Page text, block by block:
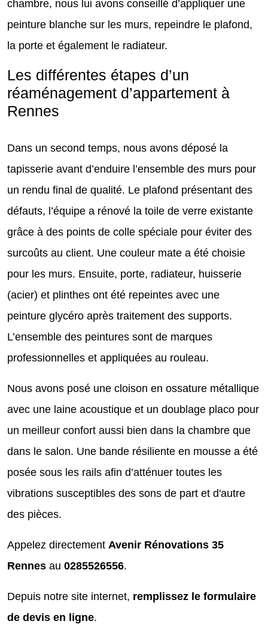
chambre, nous lui avons conseillé d’appliquer une
peinture blanche sur les murs, repeindre le plafond,
la porte et également le radiateur.
Les différentes étapes d’un
réaménagement d’appartement à
Rennes
Dans un second temps, nous avons déposé la
tapisserie avant d’enduire l’ensemble des murs pour
un rendu final de qualité. Le plafond présentant des
défauts, l’équipe a rénové la toile de verre existante
grâce à des points de colle spéciale pour éviter des
surcoûts au client. Une couleur mate a été choisie
pour les murs. Ensuite, porte, radiateur, huisserie
(acier) et plinthes ont été repeintes avec une
peinture glycéro après traitement des supports.
L’ensemble des peintures sont de marques
professionnelles et appliquées au rouleau.
Nous avons posé une cloison en ossature métallique
avec une laine acoustique et un doublage placo pour
un meilleur confort aussi bien dans la chambre que
dans le salon. Une bande résiliente en mousse a été
posée sous les rails afin d’atténuer toutes les
vibrations susceptibles des sons de part et d'autre
des pièces.
Appelez directement Avenir Rénovations 35
Rennes au 0285526556.
Depuis notre site internet, remplissez le formulaire
de devis en ligne.